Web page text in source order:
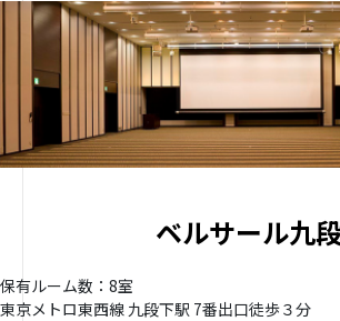
ベルサール九
保有ルーム数：8室
東京メトロ東西線 九段下駅 7番出口徒歩３分